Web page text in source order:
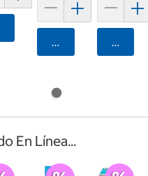
Agregar Agregar
En Línea...